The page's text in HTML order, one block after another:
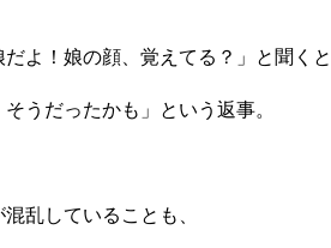
だよ！娘の顔、覚えてる？」と聞くと
そうだったかも」という返事。
混乱していることも、